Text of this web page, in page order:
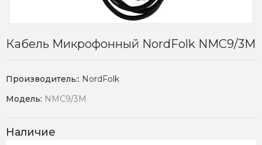
Кабель Микрофонный NordFolk NMC9/3M
Производитель:: NordFolk
Модель: NMC9/3M
Наличие